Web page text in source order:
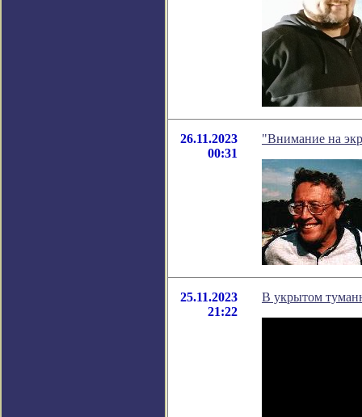
26.11.2023
00:31
"Внимание на
25.11.2023
21:22
В укрытом